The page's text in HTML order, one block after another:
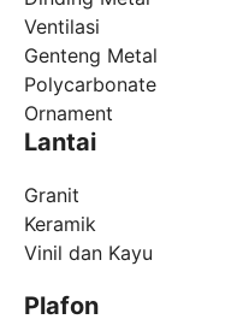
Ventilasi
Genteng Metal
Polycarbonate
Ornament
Lantai
Granit
Keramik
Vinil dan Kayu
Plafon